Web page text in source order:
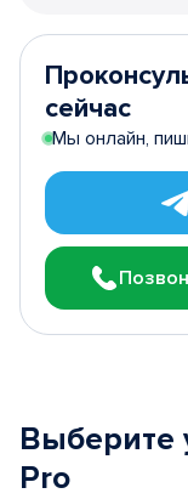
сейчас
Мы онлайн,
Выберите
Pro